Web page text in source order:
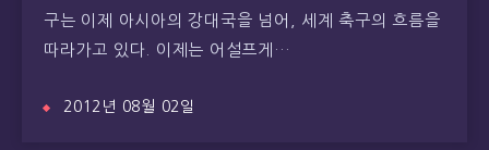
구는 이제 아시아의 강대국을 넘어, 세계 축구의 흐름을
따라가고 있다. 이제는 어설프게…
2012년 08월 02일